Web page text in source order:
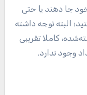
جا ‌دهند یا حتی
البته توجه داشته
کاملا تقریبی
وجود ندارد.